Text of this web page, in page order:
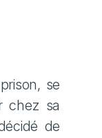
se
chez sa
de